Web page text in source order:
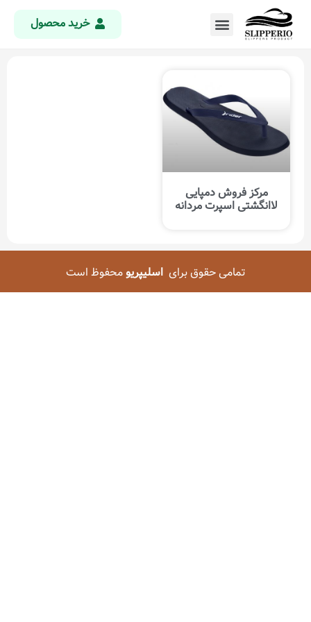
خرید محصول
مرکز فروش دمپایی
لاانگشتی اسپرت مردانه
تمامی حقوق برایاسلیپریومحفوظ است